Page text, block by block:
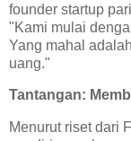
founder startup
"Kami mulai
Yang mahal
uang."
Tantangan:
Menurut riset dari